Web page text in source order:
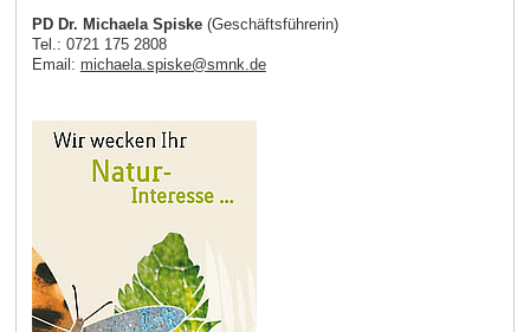
PD Dr. Michaela Spiske(Geschäftsführerin)
Tel.: 0721 175 2808
Email: michaela.spiske@smnk.de